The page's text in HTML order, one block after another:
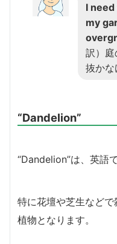
I
my
訳）庭
抜かな
“Dandelion”
“Dandelion”は、英語
特に花壇や芝生など
植物となります。